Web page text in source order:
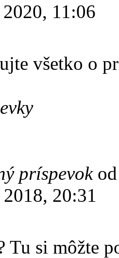
11:06
všetko o
príspevok
20:31
Tu si môžte